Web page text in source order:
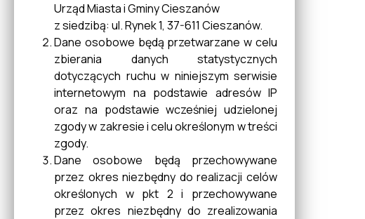
Klub HDK "Florian" w
Cieszanowie
Portal mapowy
Obrona Cywilna Zarządzanie
Kryzysowe
Urząd Miasta i Gminy Cieszanów
z siedzibą: ul. Rynek 1, 37-611 Cieszanów.
Dane osobowe będą przetwarzane w celu
zbierania danych statystycznych
dotyczących ruchu w niniejszym serwisie
internetowym na podstawie adresów IP
oraz na podstawie wcześniej udzielonej
zgody w zakresie i celu określonym w treści
zgody.
Dane osobowe będą przechowywane
przez okres niezbędny do realizacji celów
określonych w pkt 2 i przechowywane
przez okres niezbędny do zrealizowania